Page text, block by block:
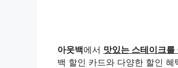
아웃백에서 맛있는 스테이크를
백 할인 카드와 다양한 할인 혜